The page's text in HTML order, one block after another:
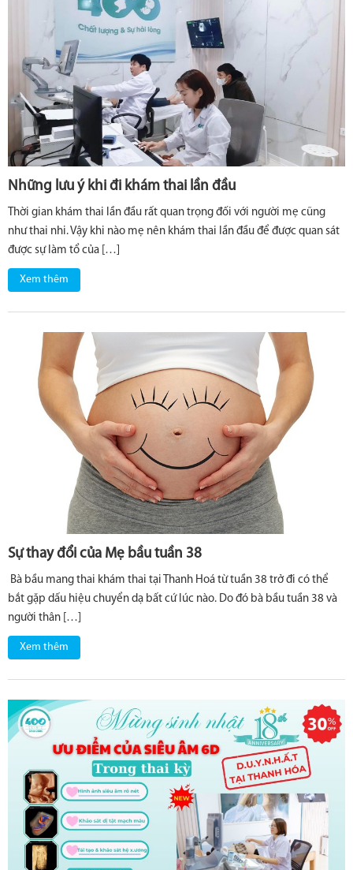
Những lưu ý khi đi khám thai lần đầu
Thời gian khám thai lần đầu rất quan trọng đối với người mẹ cũng
như thai nhi. Vậy khi nào mẹ nên khám thai lần đầu để được quan sát
được sự làm tổ của […]
Xem thêm
Sự thay đổi của Mẹ bầu tuần 38
Bà bầu mang thai khám thai tại Thanh Hoá từ tuần 38 trở đi có thể
bắt gặp dấu hiệu chuyển dạ bất cứ lúc nào. Do đó bà bầu tuần 38 và
người thân […]
Xem thêm